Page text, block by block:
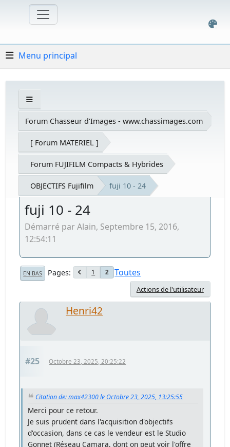
Menu principal
Forum Chasseur d'Images - www.chassimages.com
[ Forum MATERIEL ]
Forum FUJIFILM Compacts & Hybrides
OBJECTIFS Fujifilm fuji 10 - 24
fuji 10 - 24
Démarré par Alain, Septembre 15, 2016,
12:54:11
EN BAS Pages 1 2 Toutes
Actions de l'utilisateur
Henri42
#25 Octobre 23, 2025, 20:25:22
Citation de: max42300 le Octobre 23, 2025, 13:25:55
Merci pour ce retour.
Je suis prudent dans l'acquisition d'objectifs
d'occasion, dans ce cas le vendeur est le Studio
Gonnet (Réseau Camara, dont on peut voir l'offre